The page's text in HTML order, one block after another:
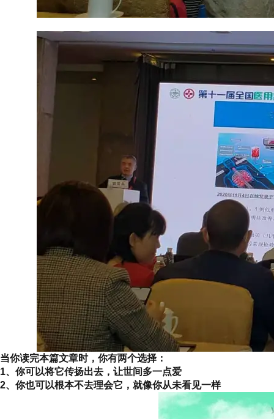
当你读完本篇文章时，你有两个选择：
1、你可以将它传扬出去，让世间多一点爱
2、你也可以根本不去理会它，就像你从未看见一样